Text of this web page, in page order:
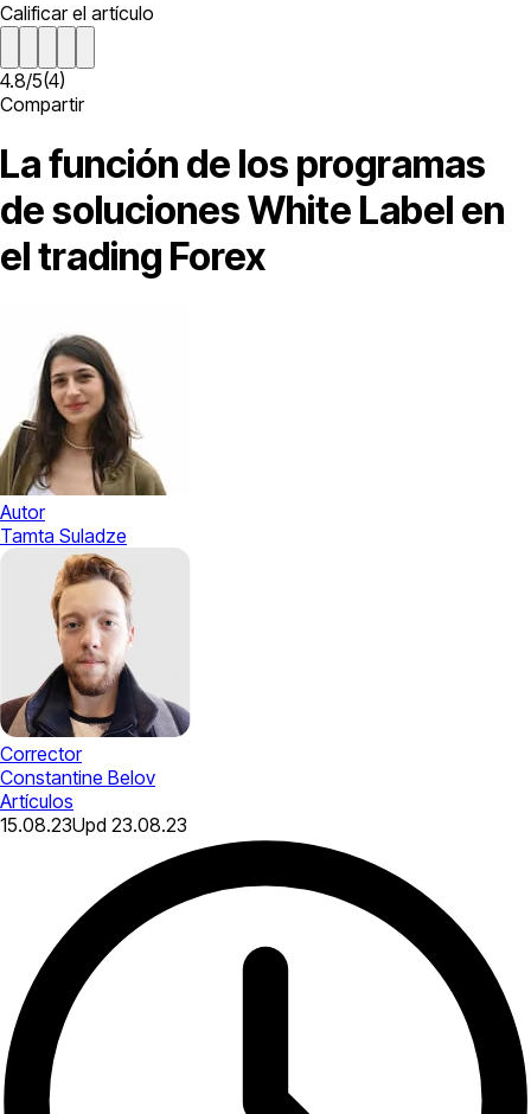
Calificar el artículo
4.8/5(4)
Compartir
La función de los programas
de soluciones White Label en
el trading Forex
Autor
Tamta Suladze
Corrector
Constantine Belov
Artículos
15.08.23Upd 23.08.23